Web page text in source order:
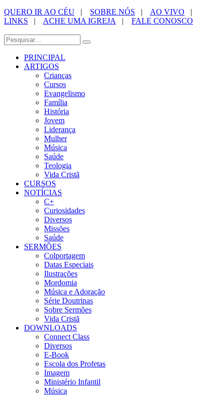
QUERO IR AO CÉU | SOBRE NÓS | AO VIVO |
LINKS | ACHE UMA IGREJA | FALE CONOSCO
PRINCIPAL
ARTIGOS
Crianças
Cursos
Evangelismo
Família
História
Jovem
Liderança
Mulher
Música
Saúde
Teologia
Vida Cristã
CURSOS
NOTÍCIAS
C+
Curiosidades
Diversos
Missões
Saúde
SERMÕES
Colportagem
Datas Especiais
Ilustrações
Mordomia
Música e Adoração
Série Doutrinas
Sobre Sermões
Vida Cristã
DOWNLOADS
Connect Class
Diversos
E-Book
Escola dos Profetas
Imagem
Ministério Infantil
Música